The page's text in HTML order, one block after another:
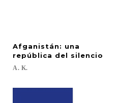
y jolanos
Afganistán: una
república del silencio
A. K.